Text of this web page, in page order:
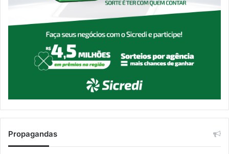
Propagandas